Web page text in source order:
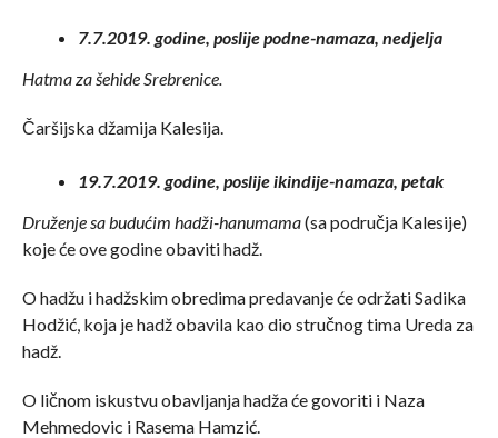
7.7.2019. godine, poslije podne-namaza, nedjelja
Hatma za šehide Srebrenice.
Čaršijska džamija Kalesija.
19.7.2019. godine, poslije ikindije-namaza, petak
Druženje sa budućim hadži-hanumama(sa područja Kalesije)
koje će ove godine obaviti hadž.
O hadžu i hadžskim obredima predavanje će održati Sadika
Hodžić, koja je hadž obavila kao dio stručnog tima Ureda za
hadž.
O ličnom iskustvu obavljanja hadža će govoriti i Naza
Mehmedovic i Rasema Hamzić.